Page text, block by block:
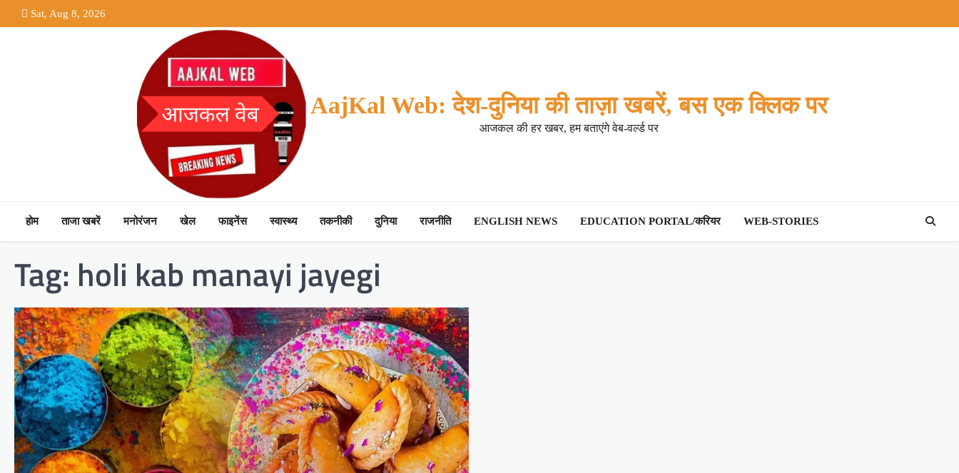
to
Sat, Aug 8, 2026
AajKal Web: देश-दुनिया की ताज़ा खबरें, बस एक क्लिक पर
आजकल की हर खबर, हम बताएंगे वेब-वर्ल्ड पर
होम ताजा खबरें मनोरंजन खेल फाइनेंस स्वास्थ्य तकनीकी दुनिया राजनीति ENGLISH NEWS EDUCATION PORTAL/करियर WEB-STORIES
Tag: holi kab manayi jayegi